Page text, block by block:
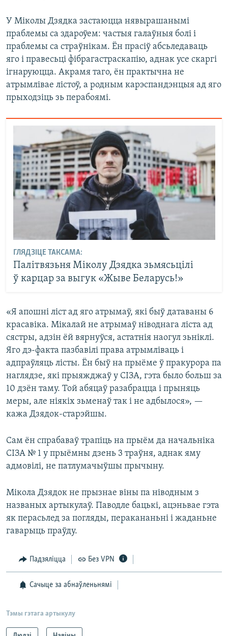
У Міколы Дзядка застаюцца нявырашанымі
праблемы са здароўем: частыя галаўныя болі і
праблемы са страўнікам. Ён прасіў абсьледаваць
яго і правесьці фібрагастраскапію, аднак усе скаргі
ігнаруюцца. Акрамя таго, ён практычна не
атрымлівае лістоў, а родным карэспандэнцыя ад яго
прыходзіць зь перабоямі.
ГЛЯДЗІЦЕ ТАКСАМА:
Палітвязьня Міколу Дзядка зьмясьцілі
ў карцар за выгук «Жыве Беларусь!»
«Я апошні ліст ад яго атрымаў, які быў датаваны 6
красавіка. Мікалай не атрымаў ніводнага ліста ад
сястры, адзін ёй вярнуўся, астатнія наогул зьніклі.
Яго дэ-факта пазбавілі права атрымліваць і
адпраўляць лісты. Ён быў на прыёме ў пракурора па
наглядзе, які прыяжджаў у СІЗА, гэта было больш за
10 дзён таму. Той абяцаў разабрацца і прыняць
меры, але ніякіх зьменаў так і не адбылося», —
кажа Дзядок-старэйшы.
Сам ён спрабаваў трапіць на прыём да начальніка
СІЗА № 1 у прыёмны дзень 3 траўня, аднак яму
адмовілі, не патлумачыўшы прычыну.
Мікола Дзядок не прызнае віны па ніводным з
названых артыкулаў. Паводле бацькі, ацэньвае гэта
як перасьлед за погляды, перакананьні і жаданьне
гаварыць праўду.
Падзяліцца Без VPN
Сачыце за абнаўленьнямі
Тэмы гэтага артыкулу